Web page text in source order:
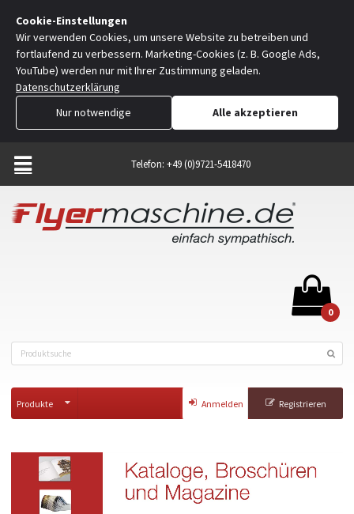
Cookie-Einstellungen
Wir verwenden Cookies, um unsere Website zu betreiben und
fortlaufend zu verbessern. Marketing-Cookies (z. B. Google Ads,
YouTube) werden nur mit Ihrer Zustimmung geladen.
Datenschutzerklärung
Nur notwendige
Alle akzeptieren
Telefon: +49 (0)9721-5418470
0
Produkte Anmelden Registrieren